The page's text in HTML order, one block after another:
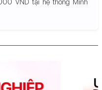
VND tại hệ thống Minh